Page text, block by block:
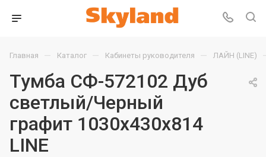
Главная — Каталог — Кабинеты руководителя — ЛАЙН (LINE)
Тумба СФ-572102 Дуб
светлый/Черный
графит 1030х430х814
LINE